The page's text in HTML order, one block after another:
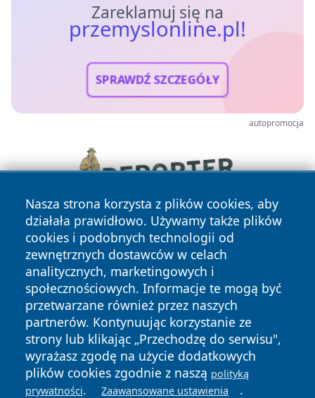
Zareklamuj się na
przemyslonline.pl!
SPRAWDŹ SZCZEGÓŁY
autopromocja
Nasza strona korzysta z plików cookies, aby
działała prawidłowo. Używamy także plików
cookies i podobnych technologii od
zewnętrznych dostawców w celach
analitycznych, marketingowych i
społecznościowych. Informacje te mogą być
przetwarzane również przez naszych
partnerów. Kontynuując korzystanie ze
strony lub klikając „Przechodzę do serwisu",
wyrażasz zgodę na użycie dodatkowych
plików cookies zgodnie z naszą polityką
prywatności. Zaawansowane ustawienia .
Copyright © 2026 przemyslonline.pl Wszystkie prawa
zastrzeżone.
News Autorzy
Polityka
Polityka